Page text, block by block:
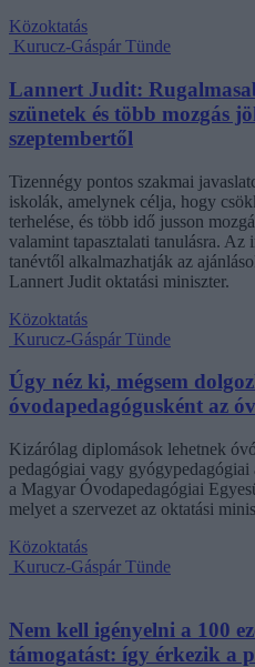
Közoktatás
Kurucz-Gáspár Tünde
Lannert Judit:
szünetek és több mozgás
szeptembertől
Tizennégy pontos szakmai
iskolák, amelynek célja, hogy
terhelése, és több idő jusson
valamint tapasztalati tanulásra. Az
tanévtől alkalmazhatják az
Lannert Judit oktatási miniszter.
Közoktatás
Kurucz-Gáspár Tünde
Úgy néz ki, mégsem
óvodapedagógusként az
Kizárólag diplomások lehetnek
pedagógiai vagy gyógypedagógiai
a Magyar Óvodapedagógiai
melyet a szervezet az oktatási
Közoktatás
Kurucz-Gáspár Tünde
Nem kell igényelni a 100
támogatást: így érkezik a